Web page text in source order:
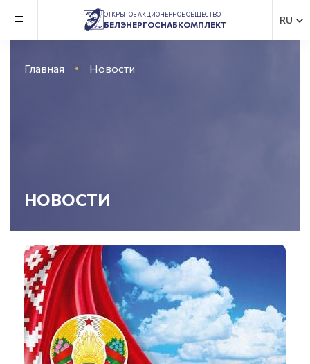
ОТКРЫТОЕ АКЦИОНЕРНОЕ ОБЩЕСТВО
БЕЛЭНЕРГОСНАБКОМПЛЕКТ RU
Главная Новости
НОВОСТИ